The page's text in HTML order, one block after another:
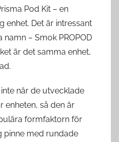
Pod Kit – en
enhet. Det är intressant
– Smok PROPOD
är det samma enhet,
när de utvecklade
enheten, så den är
formfaktorn för
pinne med rundade